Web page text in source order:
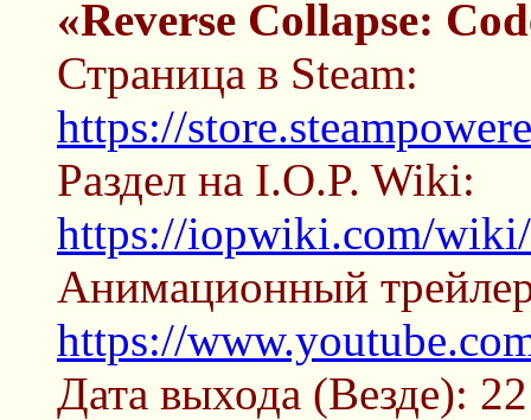
«Reverse Collapse:
Страница в Steam:
https://
Раздел на I.O.P. Wiki:
https://iopwiki.com/wiki/
Анимационный
https://
Дата выхода (Везде):